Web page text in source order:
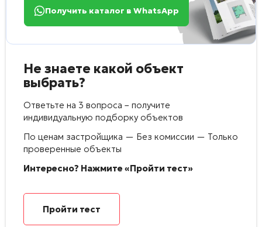
Получить каталог в WhatsApp
Не знаете какой объект
выбрать?
Ответьте на 3 вопроса – получите
индивидуальную подборку объектов
По ценам застройщика — Без комиссии — Только
проверенные объекты
Интересно? Нажмите «Пройти тест»
Пройти тест